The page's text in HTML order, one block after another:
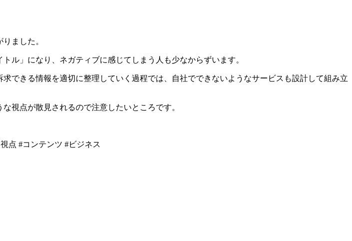
ました。
ル」になり、ネガティブに感じてしまう人も少なからずいます。
できる情報を適切に整理していく過程では、自社でできないようなサービスも設計して組み立
視点が散見されるので注意したいところです。
点 #コンテンツ #ビジネス